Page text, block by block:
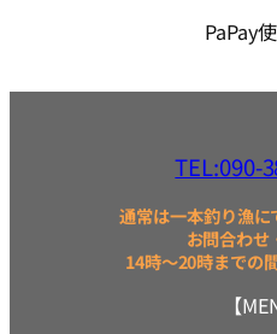
PaPay
TEL:090-
通常は一本釣り漁に
お問合わせ
14時～20時までの
【